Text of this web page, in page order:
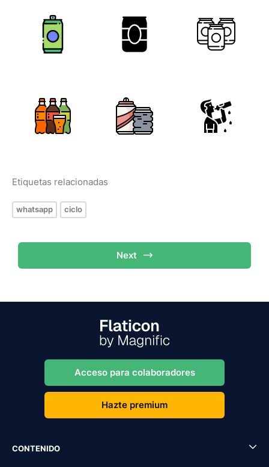
Etiquetas relacionadas
whatsapp ciclo
Next
Acceso para colaboradores
Hazte premium
CONTENIDO